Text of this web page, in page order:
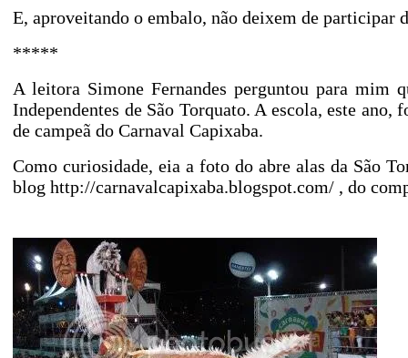
E, aproveitando o embalo, não deixem de participar
*****
A leitora Simone Fernandes perguntou para
Independentes de São Torquato. A escola, este
de campeã do Carnaval Capixaba.
Como curiosidade, eia a foto do abre alas da São
blog http://carnavalcapixaba.blogspot.com/ , do